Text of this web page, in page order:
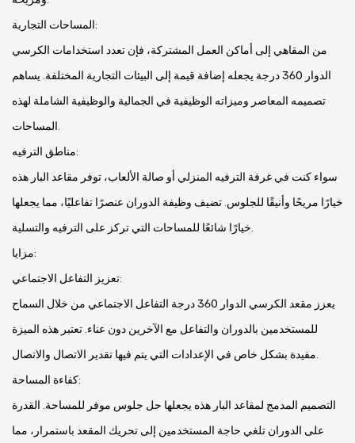
المساحات التجارية:
من المقاهي إلى أماكن العمل المشتركة، فإن تعدد استخدامات الكرسي
الدوار 360 درجة يجعله إضافة قيمة إلى البيئات التجارية المختلفة. يساهم
تصميمه المعاصر وميزاته الوظيفية في الجمالية والوظيفية الشاملة لهذه
مناطق الترفيه:
سواء كنت في غرفة الترفيه المنزلي أو صالة الألعاب، توفر مقاعد البار هذه
خيارًا مريحًا وأنيقًا للجلوس. تضيف وظيفة الدوران عنصرًا تفاعليًا، مما يجعلها
مزايا:
تعزيز التفاعل الاجتماعي:
يعزز مقعد الكرسي الدوار 360 درجة التفاعل الاجتماعي من خلال السماح
للمستخدمين بالدوران والتفاعل مع الآخرين دون عناء. تعتبر هذه الميزة
كفاءة المساحة:
التصميم المدمج لمقاعد البار هذه يجعلها حل جلوس موفر للمساحة. القدرة
على الدوران تلغي حاجة المستخدمين إلى تحريك المقعد باستمرار، مما